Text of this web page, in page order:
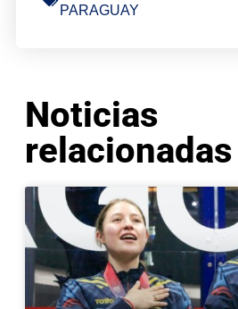
PARAGUAY
Noticias
relacionadas